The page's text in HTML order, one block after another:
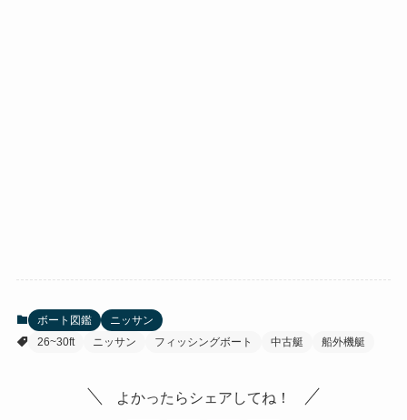
ボート図鑑
ニッサン
26~30ft
ニッサン フィッシングボート 中古艇 船外機艇
よかったらシェアしてね！